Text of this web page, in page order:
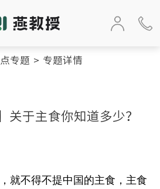
专题 > 专题详情
关于主食你知道多少？
就不得不提中国的主食，主食